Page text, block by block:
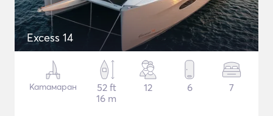
Excess 14
Катамаран
52 ft
16 m
12 6 7